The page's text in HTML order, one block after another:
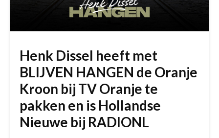
Henk Dissel heeft met
BLIJVEN HANGEN de Oranje
Kroon bij TV Oranje te
pakken en is Hollandse
Nieuwe bij RADIONL